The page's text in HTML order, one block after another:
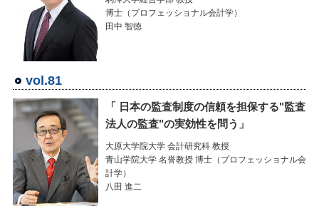
博士（プロフェッショナル会計学）
田中 智徳
vol.81
「 日本の監査制度の信頼を担保する"監査
法人の監査"の実効性を問う」
大原大学院大学 会計研究科 教授
青山学院大学 名誉教授 博士（プロフェッショナル会
計学）
八田 進二